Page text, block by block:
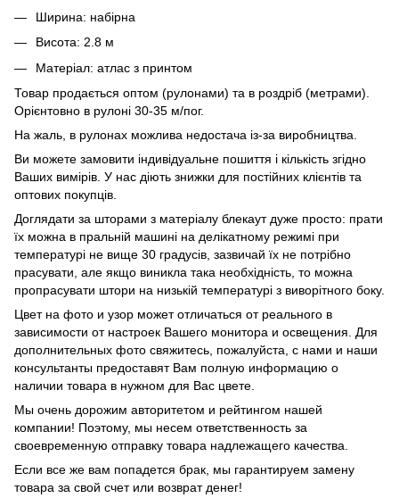
Ширина: набірна
Висота: 2.8 м
Матеріал: атлас з принтом
Товар продається оптом (рулонами) та в роздріб (метрами).
Орієнтовно в рулоні 30-35 м/пог.
На жаль, в рулонах можлива недостача із-за виробництва.
Ви можете замовити індивідуальне пошиття і кількість згідно
Ваших вимірів. У нас діють знижки для постійних клієнтів та
оптових покупців.
Доглядати за шторами з матеріалу блекаут дуже просто: прати
їх можна в пральній машині на делікатному режимі при
температурі не вище 30 градусів, зазвичай їх не потрібно
прасувати, але якщо виникла така необхідність, то можна
пропрасувати штори на низькій температурі з виворітного боку.
Цвет на фото и узор может отличаться от реального в
зависимости от настроек Вашего монитора и освещения. Для
дополнительных фото свяжитесь, пожалуйста, с нами и наши
консультанты предоставят Вам полную информацию о
наличии товара в нужном для Вас цвете.
Мы очень дорожим авторитетом и рейтингом нашей
компании! Поэтому, мы несем ответственность за
своевременную отправку товара надлежащего качества.
Если все же вам попадется брак, мы гарантируем замену
товара за свой счет или возврат денег!